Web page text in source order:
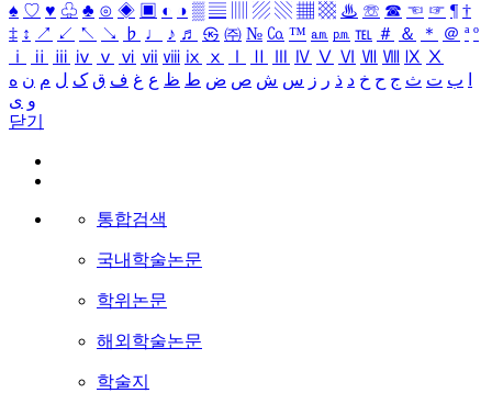
♠ ♡ ♥ ♧ ♣ ⊙ ◈ ▣ ◐ ◑ ▒ ▤ ▨ ▧ ▦ ▩ ♨ ☏ ☎ ☜ ☞ ¶ †
‡ ↕ ↗ ↙ ↖ ↘ ♭ ♩ ♪ ♬ ㉿ ㈜ № ㏇ ™ ㏂ ㏘ ℡ ＃ ＆ ＊ ＠ ª º
ⅰ
ⅱ ⅲ ⅳ ⅴ ⅵ ⅶ ⅷ ⅸ ⅹ Ⅳ Ⅴ Ⅵ Ⅶ Ⅷ Ⅸ Ⅹ
ب ت ث ج ح خ د ذ ر ز س ش ص ض ط ظ ع غ ف ق ک ل م ن ه
و ی
닫기
통합검색
국내학술논문
학위논문
해외학술논문
학술지